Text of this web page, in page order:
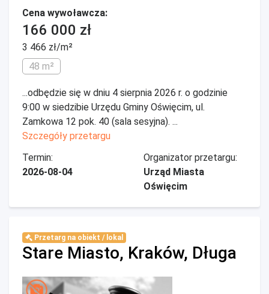
Cena wywoławcza:
166 000 zł
3 466 zł/m²
48 m²
...odbędzie się w dniu 4 sierpnia 2026 r. o godzinie
9:00 w siedzibie Urzędu Gminy Oświęcim, ul.
Zamkowa 12 pok. 40 (sala sesyjna). ...
Szczegóły przetargu
Termin:
2026-08-04
Organizator przetargu:
Urząd Miasta
Oświęcim
Przetarg na obiekt / lokal
Stare Miasto, Kraków, Długa